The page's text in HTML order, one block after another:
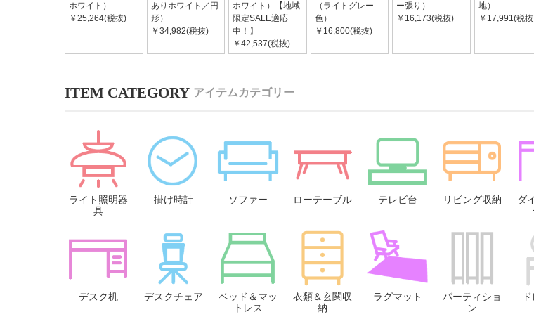
ホワイト）
￥25,264(税抜)
ありホワイト／円
形）
￥34,982(税抜)
ホワイト）【地域
限定SALE適応
中！】
￥42,537(税抜)
（ライトグレー
色）
￥16,800(税抜)
ー張り）
￥16,173(税抜)
地）
￥17,991(税
アイテムカテゴリー
ライト照明器
具
掛け時計 ソファー ローテーブル テレビ台 リビング収納
ダ
デスク机 デスクチェア
ベッド＆マッ
トレス
衣類＆玄関収
納
ラグマット
パーティショ
ン